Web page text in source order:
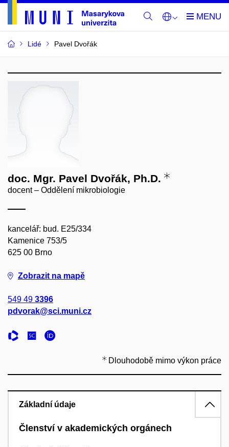
Lidé Pavel Dvořák
doc. Mgr. Pavel Dvořák, Ph.D.
docent – Oddělení mikrobiologie
kancelář: bud. E25/334
Kamenice 753/5
625 00 Brno
Zobrazit na mapě
549 49 3396
pdvorak@sci.muni.cz
Dlouhodobě mimo výkon práce
Základní údaje
Členství v akademických orgánech